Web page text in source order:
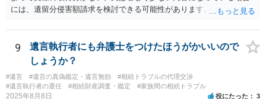
には、遺留分侵害額請求を検討できる可能性があります。ただし、
記の義務化に関する説明と混同されている可能性があります。相続登
記については、不動産を相続で取得したことを知った日から３年以内
に申請する義務があります。一方、遺留分侵害額請求は、相続開始お
よび遺留分を侵害する贈与・遺贈があったことを知った時から１年で
時効にかかります。また、相続開始から１０年が経過すると、認識の
有無にかかわらず行使できなくなります。 奥様がご両親の死亡を最近
9
遺言執行者にも弁護士をつけたほうがかいいので
しょうか？
#遺言 #遺言の真偽鑑定・遺言無効
#相続トラブルの代理交渉
#遺言執行者の選任
#相続財産調査・鑑定 #家族間の相続トラブル
2025年8月8日 役にたった 3